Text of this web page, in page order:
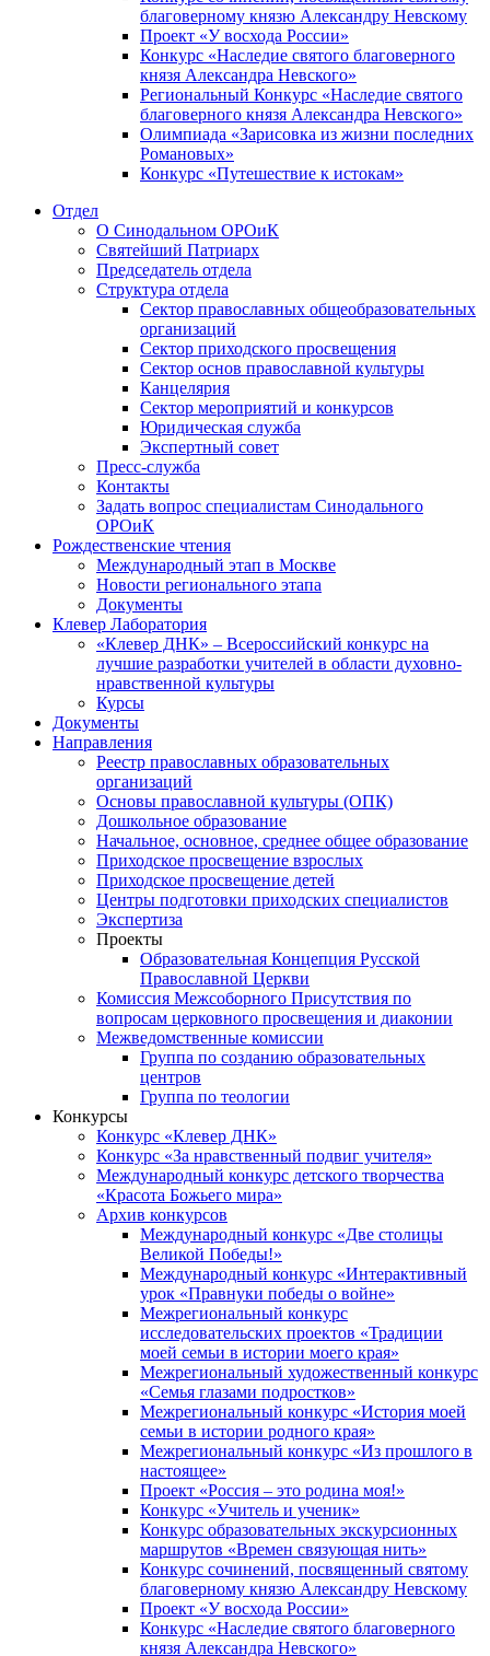
благоверному князю Александру Невскому
Проект «У восхода России»
Конкурс «Наследие святого благоверного
князя Александра Невского»
Региональный Конкурс «Наследие святого
благоверного князя Александра Невского»
Олимпиада «Зарисовка из жизни последних
Романовых»
Конкурс «Путешествие к истокам»
Отдел
О Синодальном ОРОиК
Святейший Патриарх
Председатель отдела
Структура отдела
Сектор православных общеобразовательных
организаций
Сектор приходского просвещения
Сектор основ православной культуры
Канцелярия
Сектор мероприятий и конкурсов
Юридическая служба
Экспертный совет
Пресс-служба
Контакты
Задать вопрос специалистам Синодального
ОРОиК
Рождественские чтения
Международный этап в Москве
Новости регионального этапа
Документы
Клевер Лаборатория
«Клевер ДНК» – Всероссийский конкурс на
лучшие разработки учителей в области духовно-
нравственной культуры
Курсы
Документы
Направления
Реестр православных образовательных
организаций
Основы православной культуры (ОПК)
Дошкольное образование
Начальное, основное, среднее общее образование
Приходское просвещение взрослых
Приходское просвещение детей
Центры подготовки приходских специалистов
Экспертиза
Проекты
Образовательная Концепция Русской
Православной Церкви
Комиссия Межсоборного Присутствия по
вопросам церковного просвещения и диаконии
Межведомственные комиссии
Группа по созданию образовательных
центров
Группа по теологии
Конкурсы
Конкурс «Клевер ДНК»
Конкурс «За нравственный подвиг учителя»
Международный конкурс детского творчества
«Красота Божьего мира»
Архив конкурсов
Международный конкурс «Две столицы
Великой Победы!»
Международный конкурс «Интерактивный
урок «Правнуки победы о войне»
Межрегиональный конкурс
исследовательских проектов «Традиции
моей семьи в истории моего края»
Межрегиональный художественный конкурс
«Семья глазами подростков»
Межрегиональный конкурс «История моей
семьи в истории родного края»
Межрегиональный конкурс «Из прошлого в
настоящее»
Проект «Россия – это родина моя!»
Конкурс «Учитель и ученик»
Конкурс образовательных экскурсионных
маршрутов «Времен связующая нить»
Конкурс сочинений, посвященный святому
благоверному князю Александру Невскому
Проект «У восхода России»
Конкурс «Наследие святого благоверного
князя Александра Невского»